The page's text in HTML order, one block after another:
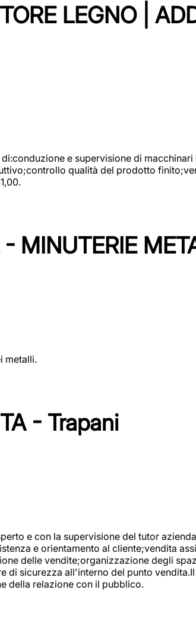
LEGNO |
e supervisione di
qualità del prodotto
MINUTERIE
metalli.
- Trapani
e con la supervisione del tutor
e orientamento al cliente;vendita
delle vendite;organizzazione degli
sicurezza all'interno del punto
della relazione con il pubblico.